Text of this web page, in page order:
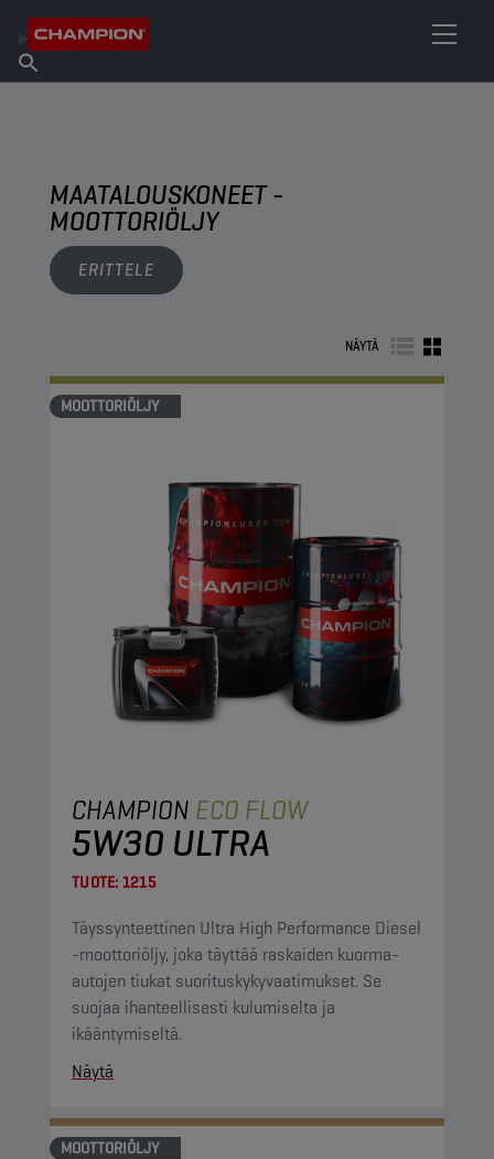
Tietoa Championista
Etsi myyntipiste
MAATALOUSKONEET -
MOOTTORIÖLJY
ERITTELE
NÄYTÄ
MOOTTORIÖLJY
CHAMPION ECO FLOW
5W30 ULTRA
TUOTE: 1215
Täyssynteettinen Ultra High Performance Diesel
-moottoriöljy, joka täyttää raskaiden kuorma-
autojen tiukat suorituskykyvaatimukset. Se
suojaa ihanteellisesti kulumiselta ja
ikääntymiseltä.
Näytä
MOOTTORIÖLJY